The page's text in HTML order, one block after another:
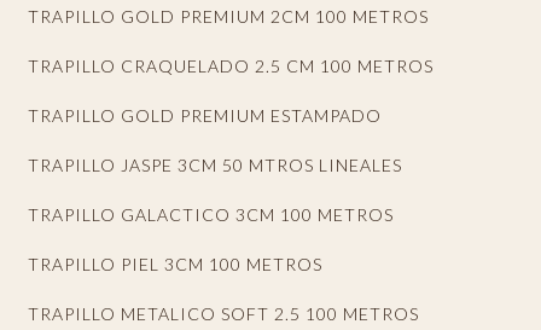
TRAPILLO GOLD PREMIUM 2CM 100 METROS
TRAPILLO CRAQUELADO 2.5 CM 100 METROS
TRAPILLO GOLD PREMIUM ESTAMPADO
TRAPILLO JASPE 3CM 50 MTROS LINEALES
TRAPILLO GALACTICO 3CM 100 METROS
TRAPILLO PIEL 3CM 100 METROS
TRAPILLO METALICO SOFT 2.5 100 METROS